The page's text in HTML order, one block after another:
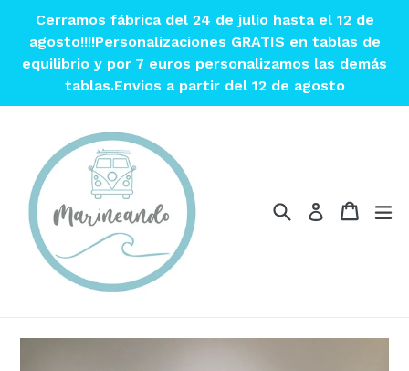
contenido
Cerramos fábrica del 24 de julio hasta el 12 de
agosto!!!!Personalizaciones GRATIS en tablas de
equilibrio y por 7 euros personalizamos las demás
tablas.Envios a partir del 12 de agosto
BuscarIngresarCarrito
Carrito